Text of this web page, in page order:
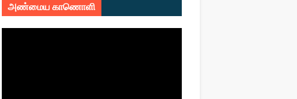
அண்மைய காணொளி